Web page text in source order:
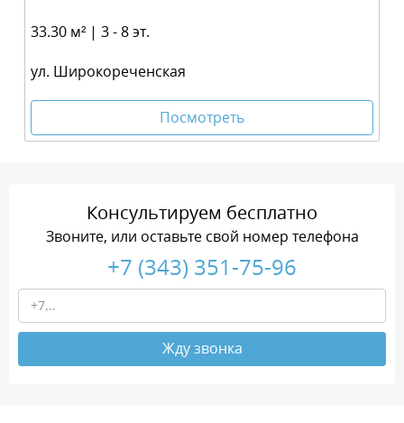
33.30 м² | 3 - 8 эт.
ул. Широкореченская
Посмотреть
Консультируем бесплатно
Звоните, или оставьте свой номер телефона
+7 (343) 351-75-96
Жду звонка